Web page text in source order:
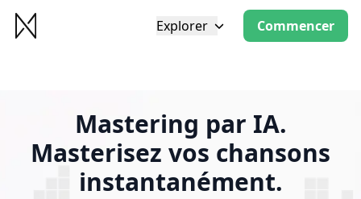
Explorer Commencer
Mastering par IA.
Masterisez vos chansons
instantanément.